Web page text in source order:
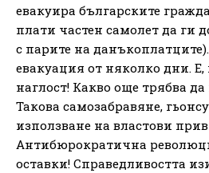
евакуира българските
плати частен самолет да ги
с парите на
евакуация от няколко дни.
наглост! Какво още трябва
Такова самозабравяне,
използване на властови
Антибюрократична
оставки! Справедливостта